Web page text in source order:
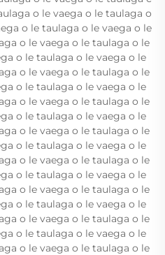
o le vaega o le taulaga o
o le taulaga o le vaega o le
o le vaega o le taulaga o le
o le taulaga o le vaega o le
o le vaega o le taulaga o le
o le taulaga o le vaega o le
o le vaega o le taulaga o le
o le taulaga o le vaega o le
o le vaega o le taulaga o le
o le taulaga o le vaega o le
o le vaega o le taulaga o le
o le taulaga o le vaega o le
o le vaega o le taulaga o le
o le taulaga o le vaega o le
o le vaega o le taulaga o le
o le taulaga o le vaega o le
o le vaega o le taulaga o le